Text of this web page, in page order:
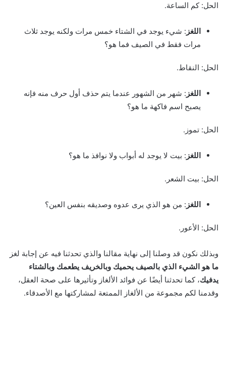
الحل: كم الساعة.
اللغز : شيء يوجد في الشتاء خمس مرات ولكنه يوجد ثلاث
مرات فقط في الصيف فما هو؟
الحل: النقاط.
اللغز : شهر من الشهور عندما يتم حذف أول حرف منه فإنه
يصبح اسم فاكهة ما هو؟
الحل: تموز.
اللغز : بيت لا يوجد له أبواب ولا نوافذ ما هو؟
الحل: بيت الشعر.
اللغز : من هو الذي يرى عدوه وصديقه بنفس العين؟
الحل: الأعور.
وبذلك نكون قد وصلنا إلى نهاية مقالنا والذي تحدثنا فيه عن إجابة لغز
ما هو الشيء الذي بالصيف يحميك وبالخريف يطعمك وبالشتاء
يدفيك، كما تحدثنا أيضًا عن فوائد الألغاز وتأثيرها على صحة العقل،
وقدمنا لكم مجموعة من الألغاز الممتعة لمشاركتها مع الأصدقاء.